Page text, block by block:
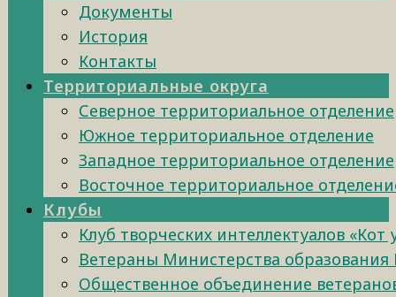
Документы
История
Контакты
Территориальные округа
Северное территориальное отделение
Южное территориальное отделение
Западное территориальное отделение
Восточное территориальное
Клубы
Клуб творческих интеллектуалов «Кот
Ветераны Министерства образования
Общественное объединение